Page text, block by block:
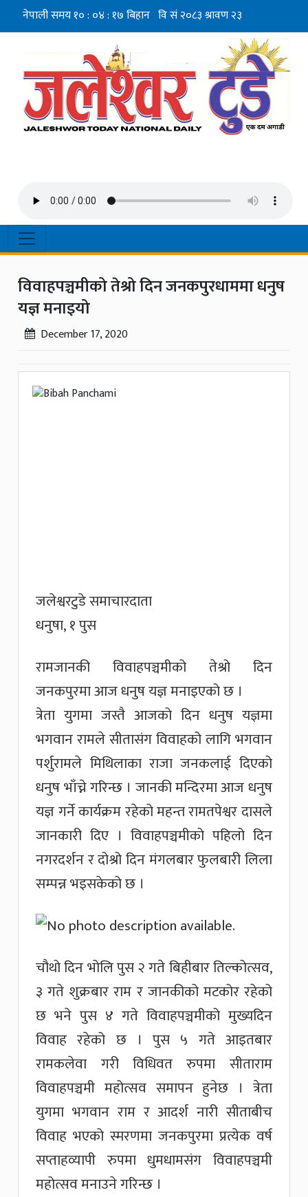
विवाहपञ्चमीको तेश्रो दिन जनकपुरधाममा धनुष
यज्ञ मनाइयो
December 17, 2020
जलेश्वरटुडे समाचारदाता
धनुषा, १ पुस
रामजानकी विवाहपञ्चमीको तेश्रो दिन
जनकपुरमा आज धनुष यज्ञ मनाइएको छ ।
त्रेता युगमा जस्तै आजको दिन धनुष यज्ञमा
भगवान रामले सीतासंग विवाहको लागि भगवान
पर्शुरामले मिथिलाका राजा जनकलाई दिएको
धनुष भाँच्ने गरिन्छ । जानकी मन्दिरमा आज धनुष
यज्ञ गर्ने कार्यक्रम रहेको महन्त रामतपेश्वर दासले
जानकारी दिए । विवाहपञ्चमीको पहिलो दिन
नगरदर्शन र दोश्रो दिन मंगलबार फुलबारी लिला
सम्पन्न भइसकेको छ ।
चौथो दिन भोलि पुस २ गते बिहीबार तिल्कोत्सव,
३ गते शुक्रबार राम र जानकीको मटकोर रहेको
छ भने पुस ४ गते विवाहपञ्चमीको मुख्यदिन
विवाह रहेको छ । पुस ५ गते आइतबार
रामकलेवा गरी विधिवत रुपमा सीताराम
विवाहपञ्चमी महोत्सव समापन हुनेछ । त्रेता
युगमा भगवान राम र आदर्श नारी सीताबीच
विवाह भएको स्मरणमा जनकपुरमा प्रत्येक वर्ष
सप्ताहव्यापी रुपमा धुमधामसंग विवाहपञ्चमी
महोत्सव मनाउने गरिन्छ ।